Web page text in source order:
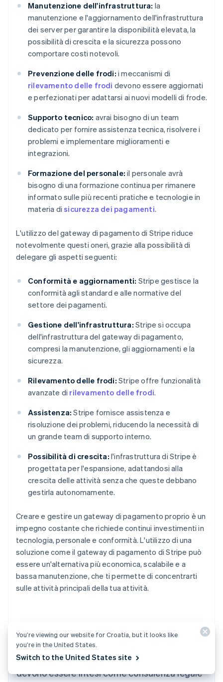
Manutenzione dell'infrastruttura: la
manutenzione e l'aggiornamento dell'infrastruttura
dei server per garantire la disponibilità elevata, la
possibilità di crescita e la sicurezza possono
comportare costi notevoli.
Prevenzione delle frodi: i meccanismi di
rilevamento delle frodi devono essere aggiornati
e perfezionati per adattarsi ai nuovi modelli di frode.
Supporto tecnico: avrai bisogno di un team
dedicato per fornire assistenza tecnica, risolvere i
problemi e implementare miglioramenti e
integrazioni.
Formazione del personale: il personale avrà
bisogno di una formazione continua per rimanere
informato sulle più recenti pratiche e tecnologie in
materia disicurezza dei pagamenti.
L'utilizzo del gateway di pagamento di Stripe riduce
notevolmente questi oneri, grazie alla possibilità di
delegare gli aspetti seguenti:
Conformità e aggiornamenti: Stripe gestisce la
conformità agli standard e alle normative del
settore dei pagamenti.
Gestione dell'infrastruttura: Stripe si occupa
dell'infrastruttura del gateway di pagamento,
compresi la manutenzione, gli aggiornamenti e la
sicurezza.
Rilevamento delle frodi: Stripe offre funzionalità
avanzate di rilevamento delle frodi.
Assistenza: Stripe fornisce assistenza e
risoluzione dei problemi, riducendo la necessità di
un grande team di supporto interno.
Possibilità di crescita: l'infrastruttura di Stripe è
progettata per l'espansione, adattandosi alla
crescita delle attività senza che queste debbano
gestirla autonomamente.
Creare e gestire un gateway di pagamento proprio è un
impegno costante che richiede continui investimenti in
tecnologia, personale e conformità. L'utilizzo di una
soluzione come il gateway di pagamento di Stripe può
essere un'alternativa più economica, scalabile e a
bassa manutenzione, che ti permette di concentrarti
sulle attività principali della tua attività.
I contenuti di questo articolo hanno uno scopo
puramente informativo e formativo e non
devono essere intesi come consulenza legale
DeutschEnglish
Belgio
Nederlands FrançaisDeutschEnglish
PortuguêsEnglish
You’re viewing our website for Croatia, but it looks like
you’re in the United States.
Switch to the United States site